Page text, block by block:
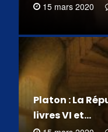
15 mars 2020
Platon : La
livres VI et…